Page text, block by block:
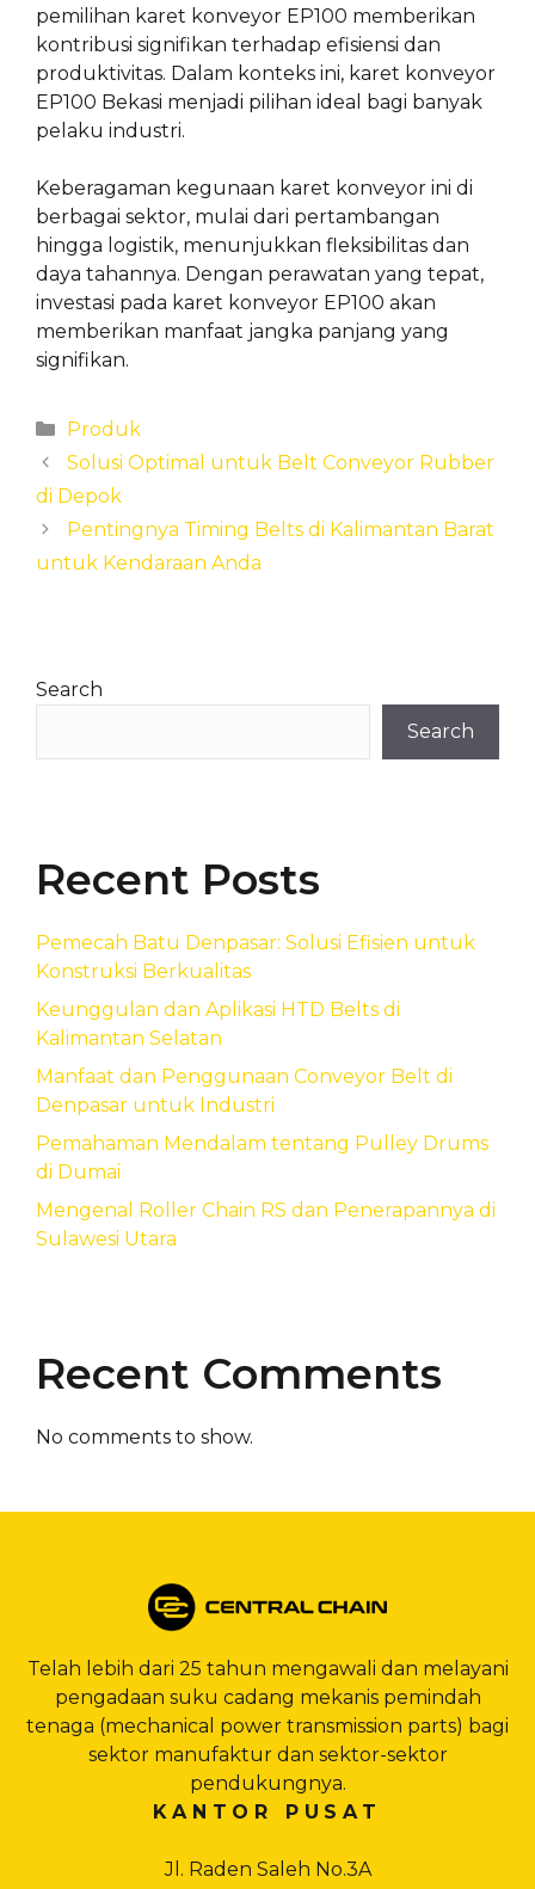
pemilihan karet konveyor EP100 memberikan
kontribusi signifikan terhadap efisiensi dan
produktivitas. Dalam konteks ini, karet konveyor
EP100 Bekasi menjadi pilihan ideal bagi banyak
pelaku industri.
Keberagaman kegunaan karet konveyor ini di
berbagai sektor, mulai dari pertambangan
hingga logistik, menunjukkan fleksibilitas dan
daya tahannya. Dengan perawatan yang tepat,
investasi pada karet konveyor EP100 akan
memberikan manfaat jangka panjang yang
signifikan.
Categories
Produk
Solusi Optimal untuk Belt Conveyor Rubber
di Depok
Pentingnya Timing Belts di Kalimantan Barat
untuk Kendaraan Anda
Search
Search
Recent Posts
Pemecah Batu Denpasar: Solusi Efisien untuk
Konstruksi Berkualitas
Keunggulan dan Aplikasi HTD Belts di
Kalimantan Selatan
Manfaat dan Penggunaan Conveyor Belt di
Denpasar untuk Industri
Pemahaman Mendalam tentang Pulley Drums
di Dumai
Mengenal Roller Chain RS dan Penerapannya di
Sulawesi Utara
Recent Comments
No comments to show.
Telah lebih dari 25 tahun mengawali dan melayani
pengadaan suku cadang mekanis pemindah
tenaga (mechanical power transmission parts) bagi
sektor manufaktur dan sektor-sektor
pendukungnya.
KANTOR PUSAT
Jl. Raden Saleh No.3A